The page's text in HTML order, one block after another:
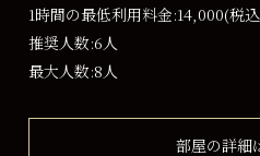
1時間の最低利用料金:14,000(税
推奨人数:6人
最大人数:8人
部屋の詳細